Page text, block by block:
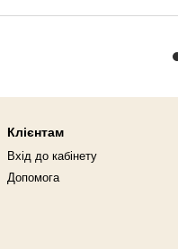
Клієнтам
Вхід до кабінету
Допомога